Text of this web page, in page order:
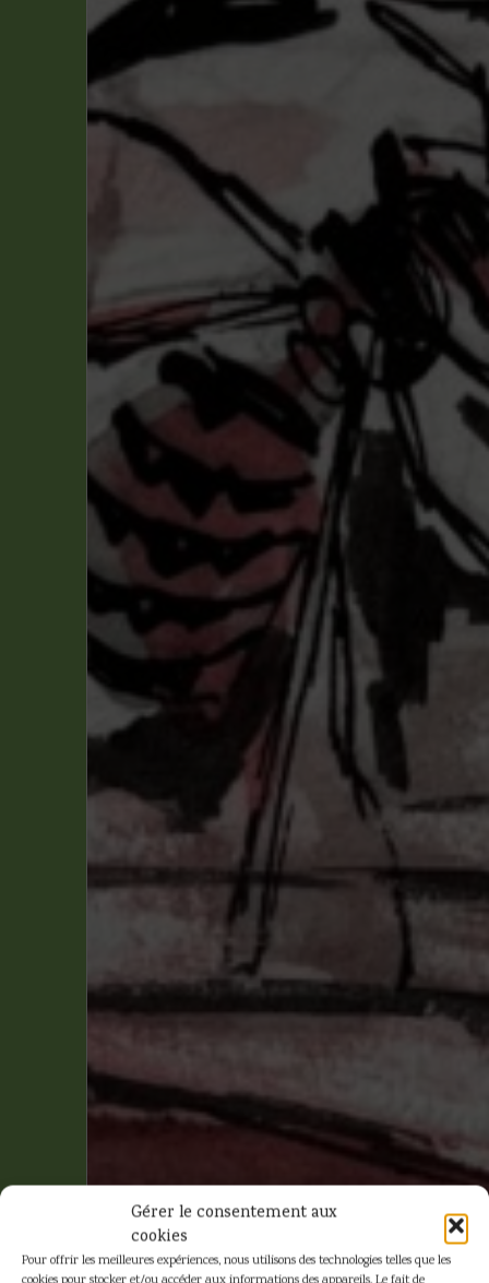
Gérer le consentement aux
cookies
Pour offrir les meilleures expériences, nous utilisons des technologies telles que les